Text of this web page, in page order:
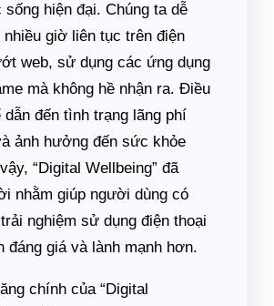
sống hiện đại. Chúng ta dễ
nhiều giờ liên tục trên điện
web, sử dụng các ứng dụng
mà không hề nhận ra. Điều
dẫn đến tình trạng lãng phí
ảnh hưởng đến sức khỏe
“Digital Wellbeing” đã
nhằm giúp người dùng có
nghiệm sử dụng điện thoại
đáng giá và lành mạnh hơn.
chính của “Digital